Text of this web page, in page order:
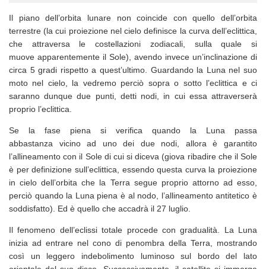
Il piano dell’orbita lunare non coincide con quello dell’orbita
terrestre (la cui proiezione nel cielo definisce la curva dell’eclittica,
che attraversa le costellazioni zodiacali, sulla quale si
muove apparentemente il Sole), avendo invece un’inclinazione di
circa 5 gradi rispetto a quest’ultimo. Guardando la Luna nel suo
moto nel cielo, la vedremo perciò sopra o sotto l’eclittica e ci
saranno dunque due punti, detti nodi, in cui essa attraverserà
proprio l’eclittica.
Se la fase piena si verifica quando la Luna passa
abbastanza vicino ad uno dei due nodi, allora è garantito
l’allineamento con il Sole di cui si diceva (giova ribadire che il Sole
è per definizione sull’eclittica, essendo questa curva la proiezione
in cielo dell’orbita che la Terra segue proprio attorno ad esso,
perciò quando la Luna piena è al nodo, l’allineamento antitetico è
soddisfatto). Ed è quello che accadrà il 27 luglio.
Il fenomeno dell’eclissi totale procede con gradualità. La Luna
inizia ad entrare nel cono di penombra della Terra, mostrando
così un leggero indebolimento luminoso sul bordo del lato